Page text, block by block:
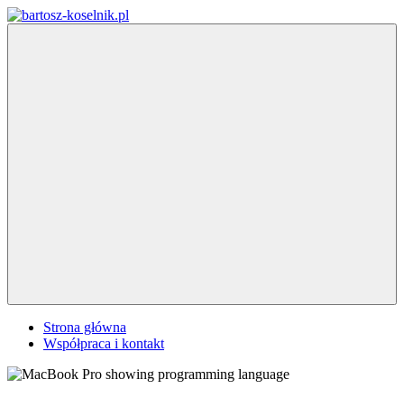
Skip
to
Strona główna
Współpraca i kontakt